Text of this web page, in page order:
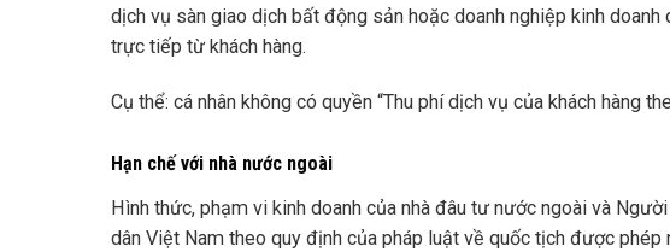
dịch vụ sàn giao dịch bất động sản hoặc doanh nghiệp kinh
trực tiếp từ khách hàng.
Cụ thể: cá nhân không có quyền “Thu phí dịch vụ của khách hàng
Hạn chế với nhà nước ngoài
Hình thức, phạm vi kinh doanh của nhà đâu tư nước ngoài và
dân Việt Nam theo quy định của pháp luật về quốc tịch được